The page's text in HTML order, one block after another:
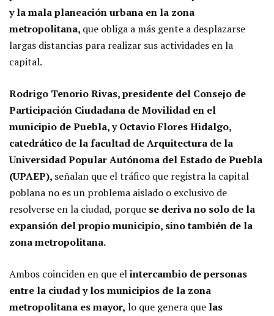
y la mala planeación urbana en la zona
metropolitana, que obliga a más gente a desplazarse
largas distancias para realizar sus actividades en la
capital.
Rodrigo Tenorio Rivas, presidente del Consejo de
Participación Ciudadana de Movilidad en el
municipio de Puebla, y Octavio Flores Hidalgo,
catedrático de la facultad de Arquitectura de la
Universidad Popular Autónoma del Estado de Puebla
(UPAEP), señalan que el tráfico que registra la capital
poblana no es un problema aislado o exclusivo de
resolverse en la ciudad, porque se deriva no solo de la
expansión del propio municipio, sino también de la
zona metropolitana.
Ambos coinciden en que elintercambio de personas
entre la ciudad y los municipios de la zona
metropolitana es mayor, lo que genera que las